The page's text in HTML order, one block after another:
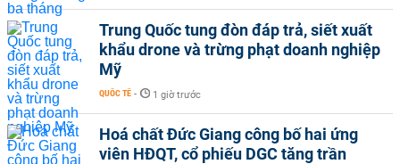
Trung Quốc tung đòn đáp trả, siết xuất
khẩu drone và trừng phạt doanh nghiệp
Mỹ
QUỐC TẾ - 1 giờ trước
Hoá chất Đức Giang công bố hai ứng
viên HĐQT, cổ phiếu DGC tăng trần